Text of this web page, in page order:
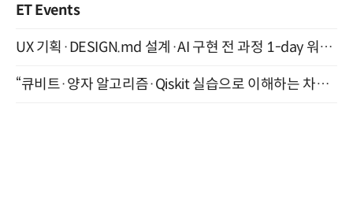
ET Events
UX 기획·DESIGN.md 설계·AI 구현 전 과정 1-day 워크숍 with Claude Code·Codex 9월 15일 개최
“큐비트·양자 알고리즘·Qiskit 실습으로 이해하는 차세대 컴퓨팅” (8/28)